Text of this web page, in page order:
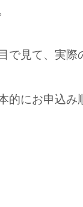
で見て、実際
的にお申込み